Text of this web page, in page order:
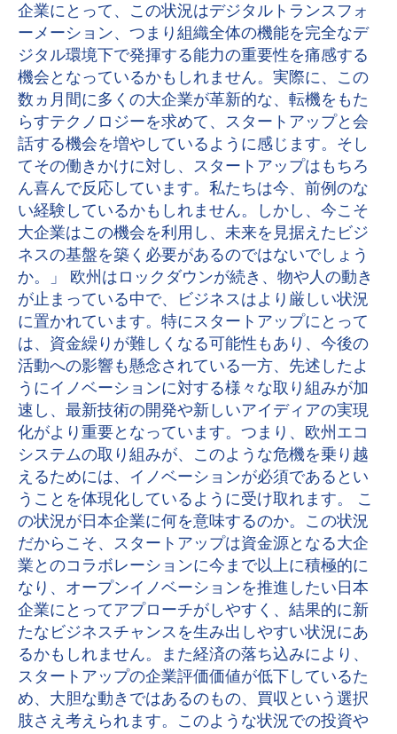
企業にとって、この状況はデジタルトランスフォ
ーメーション、つまり組織全体の機能を完全なデ
ジタル環境下で発揮する能力の重要性を痛感する
機会となっているかもしれません。実際に、この
数ヵ月間に多くの大企業が革新的な、転機をもた
らすテクノロジーを求めて、スタートアップと会
話する機会を増やしているように感じます。そし
てその働きかけに対し、スタートアップはもちろ
ん喜んで反応しています。私たちは今、前例のな
い経験しているかもしれません。しかし、今こそ
大企業はこの機会を利用し、未来を見据えたビジ
ネスの基盤を築く必要があるのではないでしょう
か。」 欧州はロックダウンが続き、物や人の動き
が止まっている中で、ビジネスはより厳しい状況
に置かれています。特にスタートアップにとって
は、資金繰りが難しくなる可能性もあり、今後の
活動への影響も懸念されている一方、先述したよ
うにイノベーションに対する様々な取り組みが加
速し、最新技術の開発や新しいアイディアの実現
化がより重要となっています。つまり、欧州エコ
システムの取り組みが、このような危機を乗り越
えるためには、イノベーションが必須であるとい
うことを体現化しているように受け取れます。 こ
の状況が日本企業に何を意味するのか。この状況
だからこそ、スタートアップは資金源となる大企
業とのコラボレーションに今まで以上に積極的に
なり、オープンイノベーションを推進したい日本
企業にとってアプローチがしやすく、結果的に新
たなビジネスチャンスを生み出しやすい状況にあ
るかもしれません。また経済の落ち込みにより、
スタートアップの企業評価価値が低下しているた
め、大胆な動きではあるのもの、買収という選択
肢さえ考えられます。このような状況での投資や